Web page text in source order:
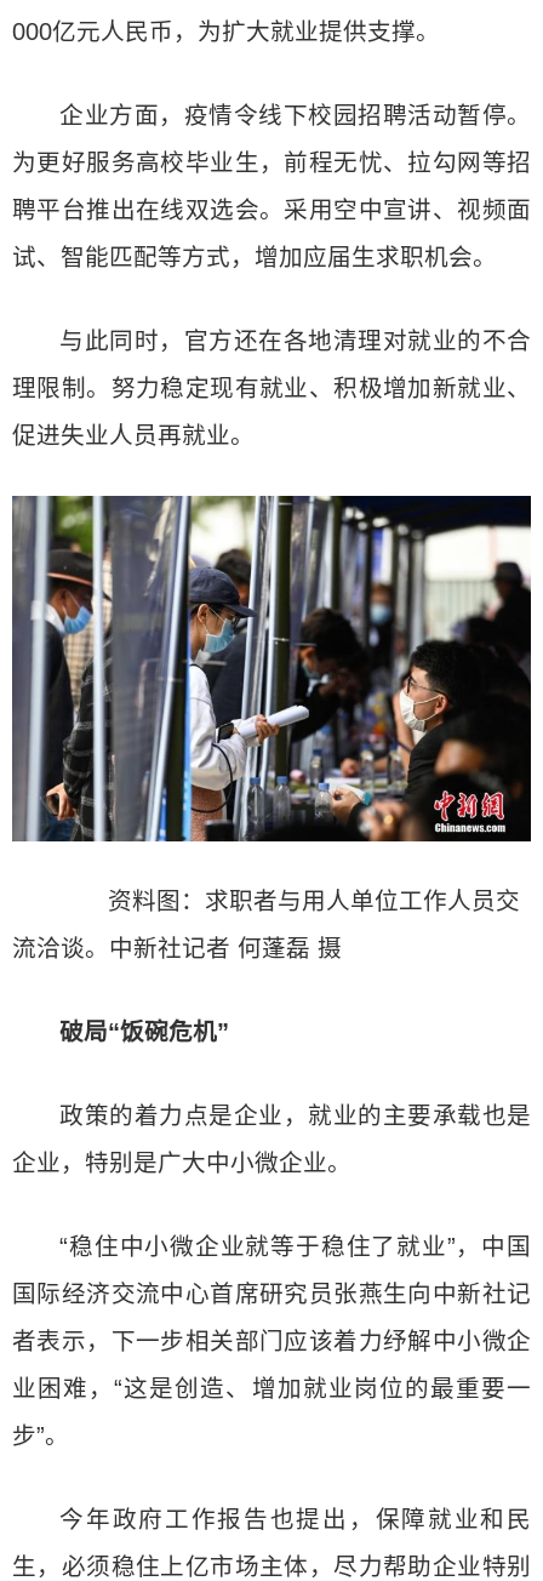
000亿元人民币，为扩大就业提供支撑。
企业方面，疫情令线下校园招聘活动暂停。
为更好服务高校毕业生，前程无忧、拉勾网等招
聘平台推出在线双选会。采用空中宣讲、视频面
试、智能匹配等方式，增加应届生求职机会。
与此同时，官方还在各地清理对就业的不合
理限制。努力稳定现有就业、积极增加新就业、
促进失业人员再就业。
资料图：求职者与用人单位工作人员交
流洽谈。中新社记者 何蓬磊 摄
破局“饭碗危机”
政策的着力点是企业，就业的主要承载也是
企业，特别是广大中小微企业。
“稳住中小微企业就等于稳住了就业”，中国
国际经济交流中心首席研究员张燕生向中新社记
者表示，下一步相关部门应该着力纾解中小微企
业困难，“这是创造、增加就业岗位的最重要一
步”。
今年政府工作报告也提出，保障就业和民
生，必须稳住上亿市场主体，尽力帮助企业特别